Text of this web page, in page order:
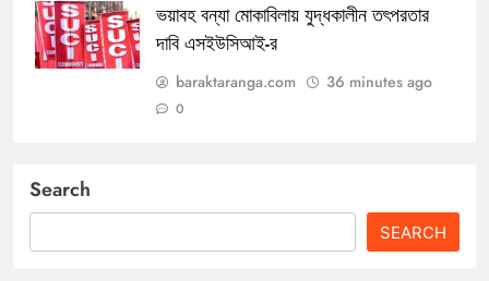
ভয়াবহ বন্যা মোকাবিলায় যুদ্ধকালীন তৎপরতার
দাবি এসইউসিআই-র
baraktaranga.com 36 minutes ago
0
Search
SEARCH